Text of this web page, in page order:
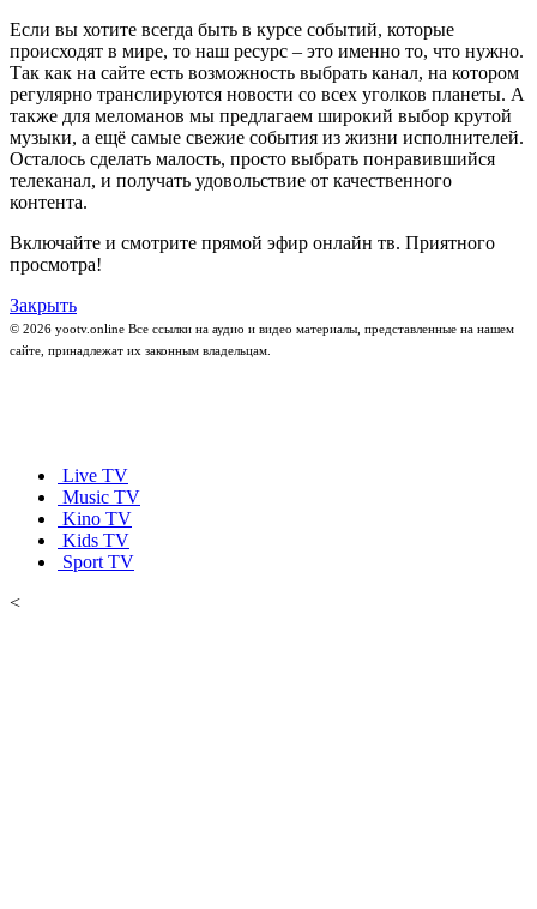
Если вы хотите всегда быть в курсе событий, которые
происходят в мире, то наш ресурс – это именно то, что нужно.
Так как на сайте есть возможность выбрать канал, на котором
регулярно транслируются новости со всех уголков планеты. А
также для меломанов мы предлагаем широкий выбор крутой
музыки, а ещё самые свежие события из жизни исполнителей.
Осталось сделать малость, просто выбрать понравившийся
телеканал, и получать удовольствие от качественного
контента.
Включайте и смотрите прямой эфир онлайн тв. Приятного
просмотра!
Закрыть
© 2026 yootv.online Все ссылки на аудио и видео материалы, представленные на нашем
сайте, принадлежат их законным владельцам.
Live TV
Music TV
Kino TV
Kids TV
Sport TV
<